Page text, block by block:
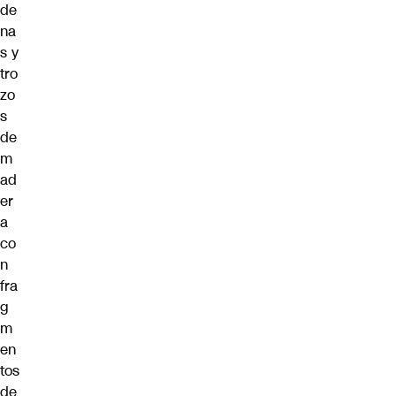
de
na
s y
tro
zo
s
de
m
ad
er
a
co
n
fra
g
m
en
tos